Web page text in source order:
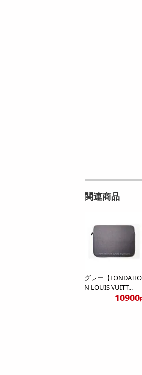
関連商品
グレー【FONDATIO
N LOUIS VUITT...
10900